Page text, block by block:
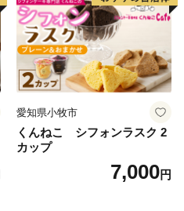
愛知県小牧市
くんねこ シフォンラスク 2
カップ
7,000円